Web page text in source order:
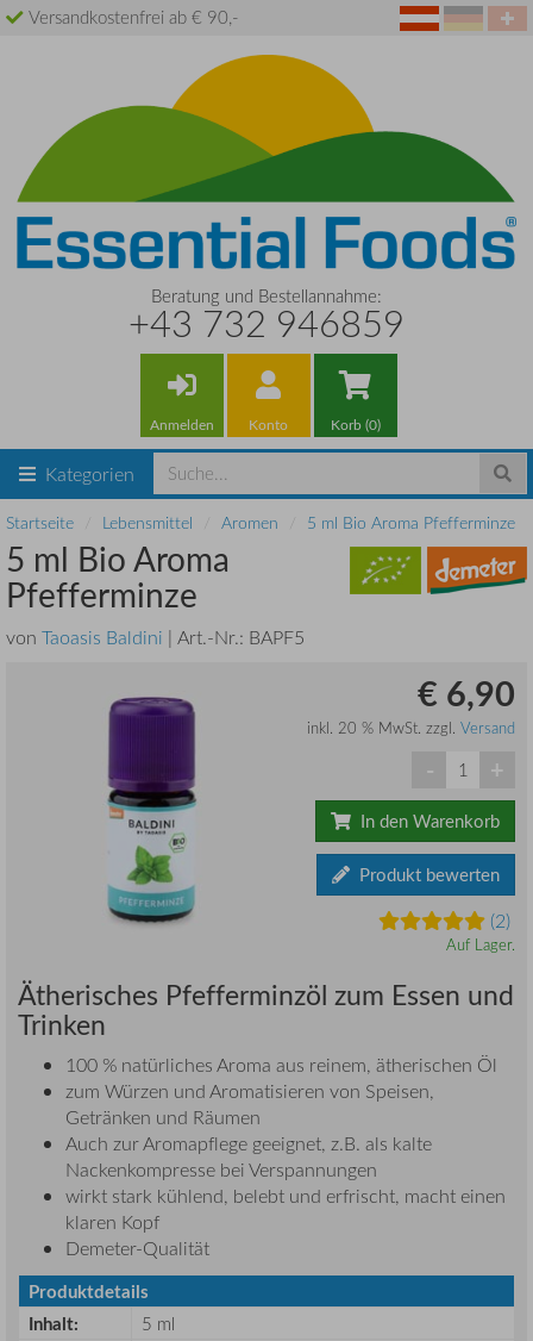
Versandkostenfrei ab € 90,-
Beratung und Bestellannahme:
+43 732 946859
Anmelden Konto Korb (0)
Kategorien
Startseite Lebensmittel Aromen 5 ml Bio Aroma Pfefferminze
5 ml Bio Aroma
Pfefferminze
von Taoasis Baldini | Art.-Nr.: BAPF5
€ 6,90
inkl. 20 % MwSt. zzgl. Versand
- +
In den Warenkorb
Produkt bewerten
(2)
Auf Lager.
Ätherisches Pfefferminzöl zum Essen und
Trinken
100 % natürliches Aroma aus reinem, ätherischen Öl
zum Würzen und Aromatisieren von Speisen,
Getränken und Räumen
Auch zur Aromapflege geeignet, z.B. als kalte
Nackenkompresse bei Verspannungen
wirkt stark kühlend, belebt und erfrischt, macht einen
klaren Kopf
Demeter-Qualität
Produktdetails
Inhalt:
5 ml